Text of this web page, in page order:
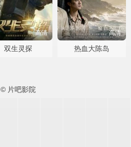
高清
双生灵探
高清
热血大陈岛
© 片吧影院